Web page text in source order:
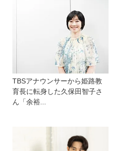
TBSアナウンサーから姫路教
育長に転身した久保田智子さ
ん「余裕...